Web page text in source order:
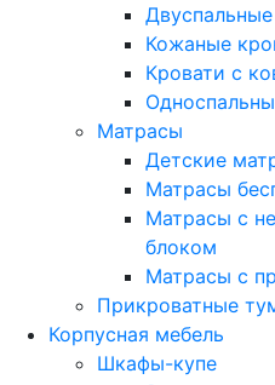
Кожаные
Кровати с
Матрасы
Детские
Матрасы
Матрасы с
блоком
Матрасы с
Прикроватные
Корпусная мебель
Шкафы-купе